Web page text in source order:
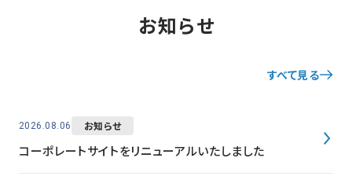
お知らせ
すべて見る
2026.08.06 お知らせ
コーポレートサイトをリニューアルいたしました